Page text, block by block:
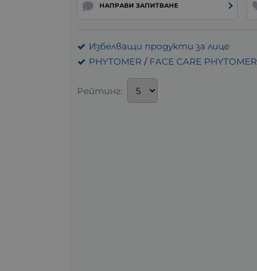
НАПРАВИ ЗАПИТВАНЕ
Избелващи продукти за лице
PHYTOMER / FACE CARE PHYTOMER
Рейтинг: